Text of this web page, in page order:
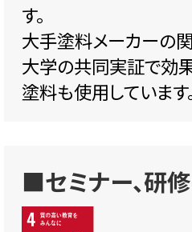
す。
大手塗料メーカーの
大学の共同実証で効
塗料も使用しています
■セミナー、研